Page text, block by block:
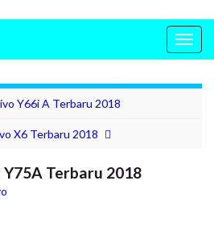
Y66i A Terbaru 2018
X6 Terbaru 2018
Terbaru 2018